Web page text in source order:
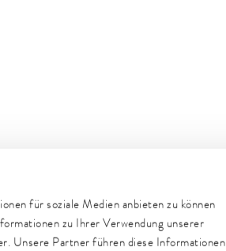
für soziale Medien anbieten zu können
zu Ihrer Verwendung unserer
Unsere Partner führen diese Informationen